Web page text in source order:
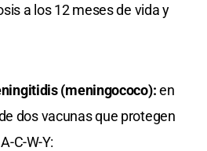
a los 12 meses de vida y
(meningococo):en
dos vacunas que protegen
C-W-Y: